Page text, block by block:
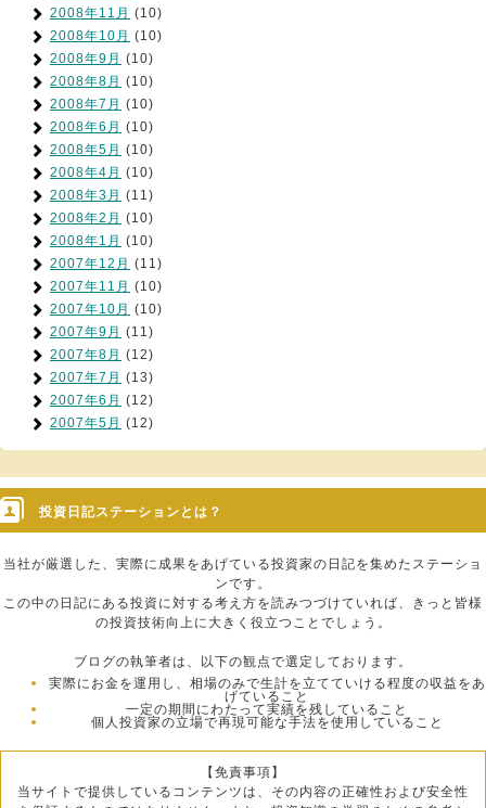
2008年11月 (10)
2008年10月 (10)
2008年9月 (10)
2008年8月 (10)
2008年7月 (10)
2008年6月 (10)
2008年5月 (10)
2008年4月 (10)
2008年3月 (11)
2008年2月 (10)
2008年1月 (10)
2007年12月 (11)
2007年11月 (10)
2007年10月 (10)
2007年9月 (11)
2007年8月 (12)
2007年7月 (13)
2007年6月 (12)
2007年5月 (12)
投資日記ステーションとは？
当社が厳選した、実際に成果をあげている投資家の日記を集めたステーショ
ンです。
この中の日記にある投資に対する考え方を読みつづけていれば、きっと皆様
の投資技術向上に大きく役立つことでしょう。
ブログの執筆者は、以下の観点で選定しております。
実際にお金を運用し、相場のみで生計を立てていける程度の収益をあ
げていること
一定の期間にわたって実績を残していること
個人投資家の立場で再現可能な手法を使用していること
【免責事項】
当サイトで提供しているコンテンツは、その内容の正確性および安全性